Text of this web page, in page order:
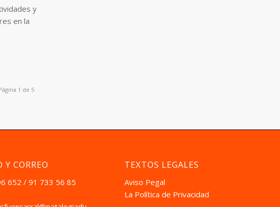
y
en la
1 de 5
Y CORREO
652 / 91 733 56 85
TEXTOS LEGALES
Aviso Pegal
La Política de Privacidad